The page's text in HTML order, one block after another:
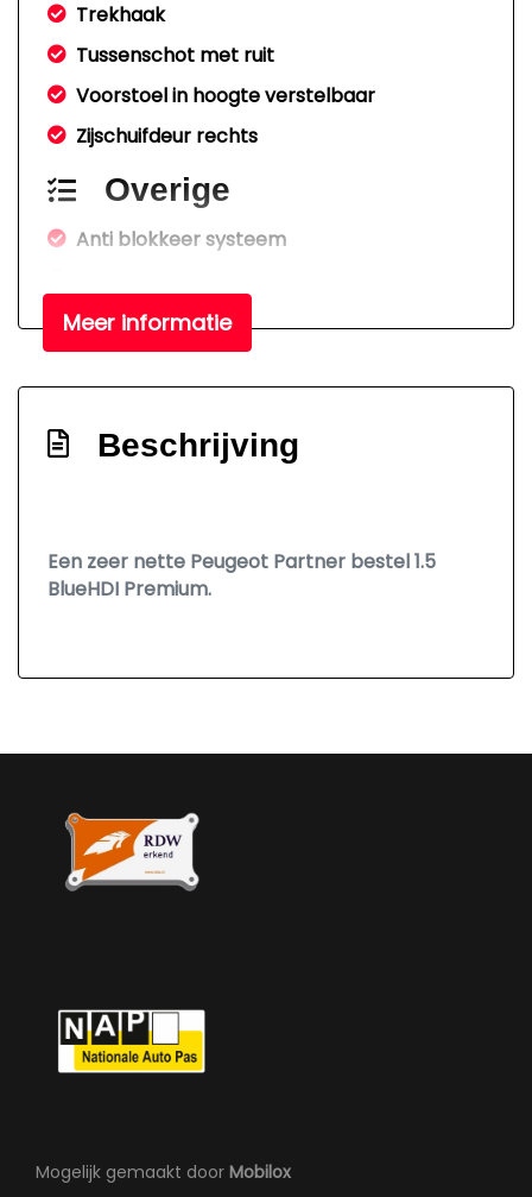
Trekhaak
Tussenschot met ruit
Voorstoel in hoogte verstelbaar
Zijschuifdeur rechts
Overige
Anti blokkeer systeem
Apple carplay/android auto
Bestuurdersairbag
Brake assist system
Elektronische remkrachtverdeling
Bestuurdersstoel in hoogte verstelbaar
Lendesteun(en) verstelbaar
Meer informatie
Beschrijving
Een zeer nette Peugeot Partner bestel 1.5
BlueHDI Premium.
Mogelijk gemaakt door Mobilox